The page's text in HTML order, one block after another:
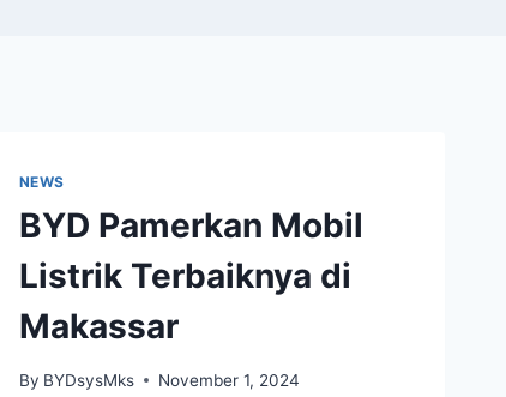
NEWS
BYD Pamerkan Mobil
Listrik Terbaiknya di
Makassar
By BYDsysMks November 1, 2024